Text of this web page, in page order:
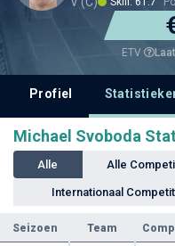
ETV
Profiel
Michael Svoboda
Alle Alle
Internationaal
Seizoen Team